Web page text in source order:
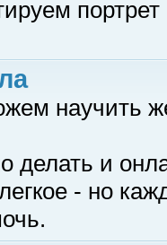
научить
делать и
- но